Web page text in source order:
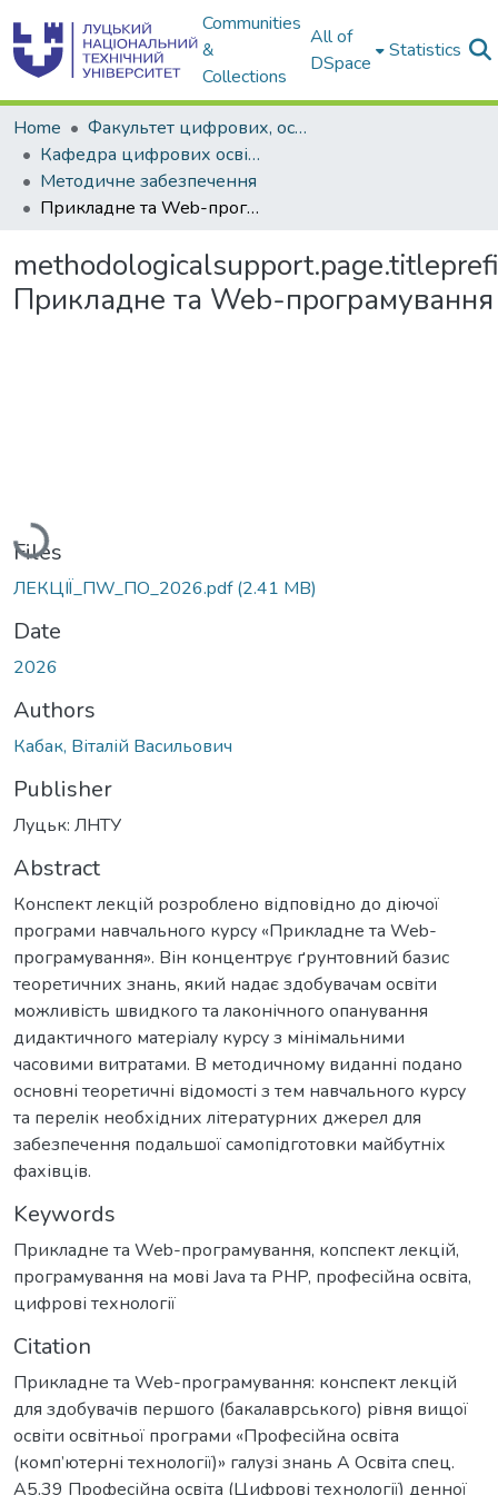
Communities
&
Collections
All of
DSpace
Statistics
Home
Факультет цифрових, освітніх та соціальних технологій
Кафедра цифрових освітніх технологій
Методичне забезпечення
Прикладне та Web-програмування
Прикладне та Web-програмування
Loading...
Files
ЛЕКЦІЇ_ПW_ПО_2026.pdf(2.41 MB)
Date
2026
Authors
Кабак, Віталій Васильович
Publisher
Луцьк: ЛНТУ
Abstract
Конспект лекцій розроблено відповідно до діючої
програми навчального курсу «Прикладне та Web-
програмування». Він концентрує ґрунтовний базис
теоретичних знань, який надає здобувачам освіти
можливість швидкого та лаконічного опанування
дидактичного матеріалу курсу з мінімальними
часовими витратами. В методичному виданні подано
основні теоретичні відомості з тем навчального курсу
та перелік необхідних літературних джерел для
забезпечення подальшої самопідготовки майбутніх
фахівців.
Keywords
Прикладне та Web-програмування, копспект лекцій,
програмування на мові Java та PHP, професійна освіта,
цифрові технології
Citation
Прикладне та Web-програмування: конспект лекцій
для здобувачів першого (бакалаврського) рівня вищої
освіти освітньої програми «Професійна освіта
(комп’ютерні технології)» галузі знань А Освіта спец.
А5.39 Професійна освіта (Цифрові технології) денної